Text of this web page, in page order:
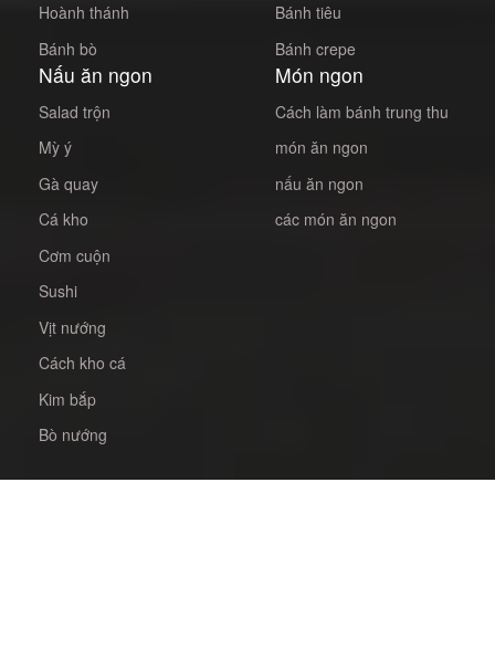
Hoành thánh
Bánh bò
Bánh tiêu
Bánh crepe
Nấu ăn ngon
Salad trộn
Mỳ ý
Gà quay
Cá kho
Cơm cuộn
Sushi
Vịt nướng
Cách kho cá
Kim bắp
Bò nướng
Món ngon
Cách làm bánh trung thu
món ăn ngon
nấu ăn ngon
các món ăn ngon